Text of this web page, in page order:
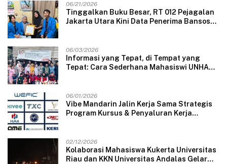
06/21/2026
Tinggalkan Buku Besar, RT 012 Pejagalan
Jakarta Utara Kini Data Penerima Bansos
06/03/2026
Informasi yang Tepat, di Tempat yang
Tepat: Cara Sederhana Mahasiswi UNHAS
06/01/2026
Vibe Mandarin Jalin Kerja Sama Strategis
Program Kursus & Penyaluran Kerja
02/12/2026
Kolaborasi Mahasiswa Kukerta Universitas
Riau dan KKN Universitas Andalas Gelar